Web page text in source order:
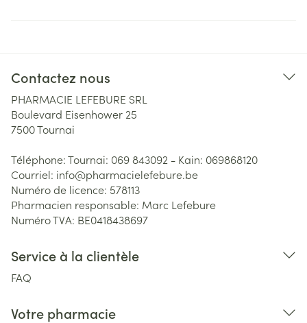
Contactez nous
PHARMACIE LEFEBURE SRL
Boulevard Eisenhower 25
7500Tournai
Téléphone:Tournai: 069 843092 - Kain: 069868120
Courriel: info@pharmacielefebure.be
Numéro de licence: 578113
Pharmacien responsable: Marc Lefebure
Numéro TVA: BE0418438697
Service à la clientèle
FAQ
Votre pharmacie